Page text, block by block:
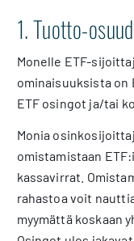
1. Tuotto-
Monelle ETF-
ominaisuuksista on
ETF osingot ja/tai
Monia
omistamistaan
kassavirrat.
rahastoa voit
myymättä koskaan